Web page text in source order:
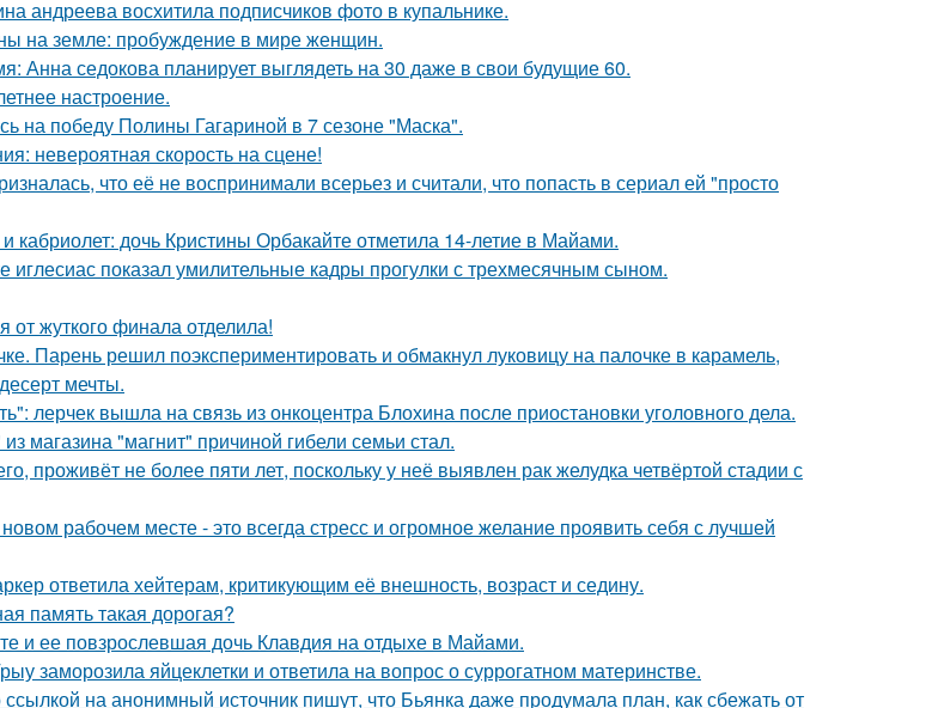
андреева восхитила подписчиков фото в купальнике.
на земле: пробуждение в мире женщин.
Анна седокова планирует выглядеть на 30 даже в свои будущие 60.
настроение.
на победу Полины Гагариной в 7 сезоне "Маска".
невероятная скорость на сцене!
что её не воспринимали всерьез и считали, что попасть в сериал ей "просто
и кабриолет: дочь Кристины Орбакайте отметила 14-летие в Майами.
иглесиас показал умилительные кадры прогулки с трехмесячным сыном.
от жуткого финала отделила!
Парень решил поэкспериментировать и обмакнул луковицу на палочке в карамель,
мечты.
лерчек вышла на связь из онкоцентра Блохина после приостановки уголовного дела.
магазина "магнит" причиной гибели семьи стал.
проживёт не более пяти лет, поскольку у неё выявлен рак желудка четвёртой стадии с
рабочем месте - это всегда стресс и огромное желание проявить себя с лучшей
ответила хейтерам, критикующим её внешность, возраст и седину.
память такая дорогая?
и ее повзрослевшая дочь Клавдия на отдыхе в Майами.
заморозила яйцеклетки и ответила на вопрос о суррогатном материнстве.
на анонимный источник пишут, что Бьянка даже продумала план, как сбежать от